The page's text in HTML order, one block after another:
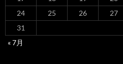
24
25 26 27
31
« 7月